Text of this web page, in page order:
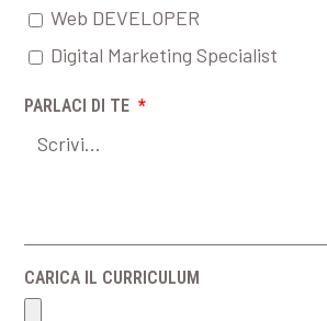
Web DEVELOPER
Digital Marketing Specialist
PARLACI DI TE
CARICA IL CURRICULUM